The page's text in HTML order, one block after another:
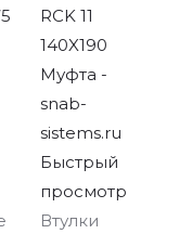
Быстрый
просмотр
Втулки